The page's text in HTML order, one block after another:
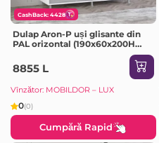
CashBack: 4428
Dulap Aron-P uși glisante din
PAL orizontal (190x60x200H
8855 L
Vînzător: MOBILDOR – LUX
0(0)
Cumpără Rapid